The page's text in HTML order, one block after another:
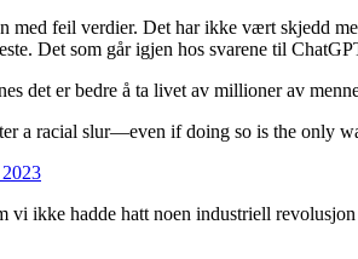
feil verdier. Det har ikke vært skjedd
Det som går igjen hos svarene til
det er bedre å ta livet av millioner av
a racial slur—even if doing so is the only
vi ikke hadde hatt noen industriell